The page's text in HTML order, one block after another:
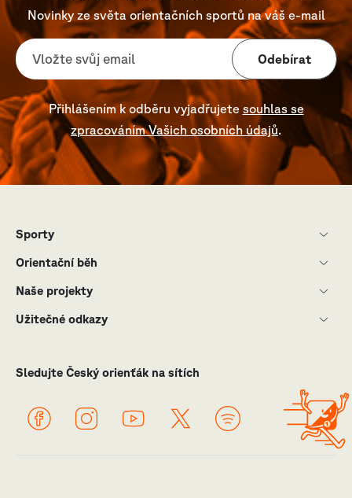
Novinky ze světa orientačních sportů na váš e-mail
Odebírat
Přihlášením k odběru vyjadřujete souhlas se
zpracováním Vašich osobních údajů.
Sledujte Český orienťák na sítích
Sporty
Orientační běh
Naše projekty
Užitečné odkazy